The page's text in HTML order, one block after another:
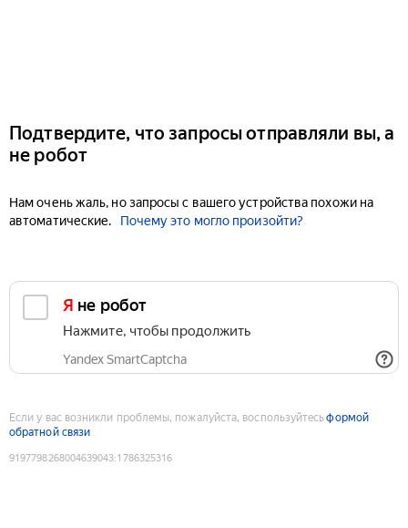
Подтвердите, что запросы отправляли вы, а
не робот
Нам очень жаль, но запросы с вашего устройства похожи на
автоматические.
Почему это могло произойти?
Я не робот
Нажмите, чтобы продолжить
Yandex SmartCaptcha
Если у вас возникли проблемы, пожалуйста, воспользуйтесьформой
обратной связи
9197798268004639043:1786325316